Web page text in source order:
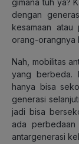
dengan
kesamaan
orang-orangnya
Nah, mobilitas
yang berbeda.
hanya bisa
generasi
jadi bisa
ada
antargenerasi